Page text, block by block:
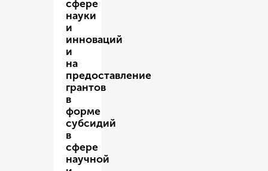
сфере
науки
и
инноваций
и
на
предоставление
грантов
в
форме
субсидий
в
сфере
научной